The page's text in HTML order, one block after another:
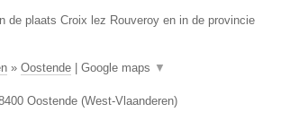
de plaats Croix lez Rouveroy en in de provincie
» Oostende Google maps ▼
Oostende (West-Vlaanderen)